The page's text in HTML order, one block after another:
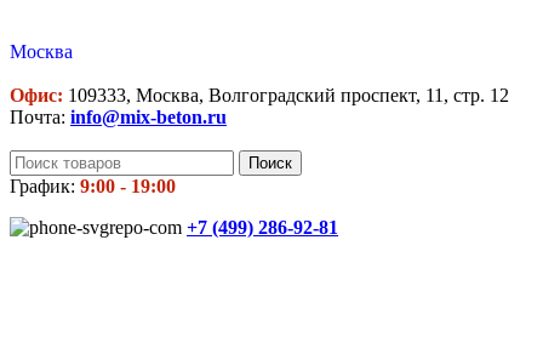
Москва
Офис: 109333, Москва, Волгоградский проспект, 11, стр. 12
Почта: info@mix-beton.ru
Поиск
График: 9:00 - 19:00
+7 (499) 286-92-81